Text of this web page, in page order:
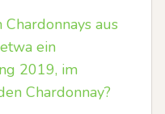
aus
ein
2019, im
Chardonnay?